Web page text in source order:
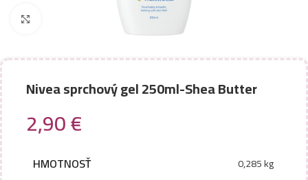
Nivea sprchový gel 250ml-Shea Butter
2,90€
HMOTNOSŤ 0,285 kg